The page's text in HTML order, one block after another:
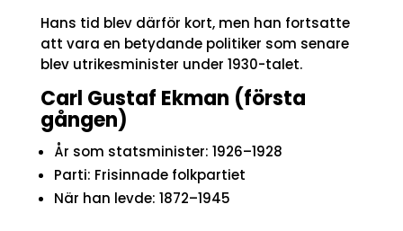
Hans tid blev därför kort, men han fortsatte
att vara en betydande politiker som senare
blev utrikesminister under 1930-talet.
Carl Gustaf Ekman (första
gången)
År som statsminister: 1926–1928
Parti: Frisinnade folkpartiet
När han levde: 1872–1945